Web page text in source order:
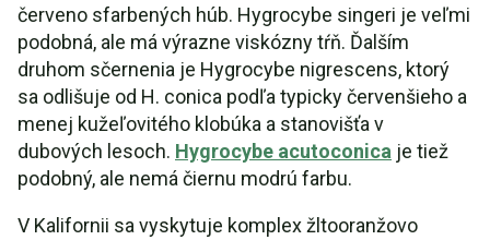
červeno sfarbených húb. Hygrocybe singeri je veľmi
podobná, ale má výrazne viskózny tŕň. Ďalším
druhom sčernenia je Hygrocybe nigrescens, ktorý
sa odlišuje od H. conica podľa typicky červenšieho a
menej kužeľovitého klobúka a stanovišťa v
dubových lesoch. Hygrocybe acutoconica je tiež
podobný, ale nemá čiernu modrú farbu.
V Kalifornii sa vyskytuje komplex žltooranžovo